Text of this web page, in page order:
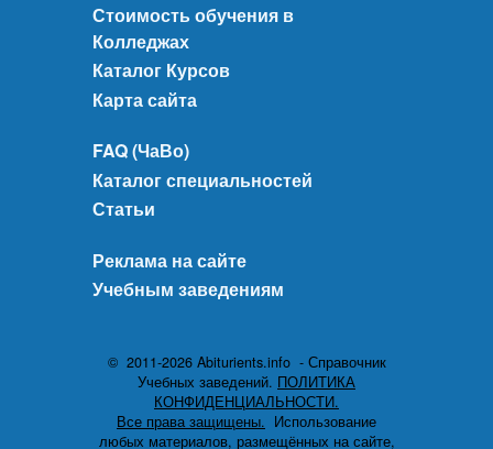
Стоимость обучения в
Колледжах
Каталог Курсов
Карта сайта
FAQ (ЧаВо)
Каталог специальностей
Статьи
Реклама на сайте
Учебным заведениям
© 2011-2026 Abiturients.info - Справочник
Учебных заведений. ПОЛИТИКА
КОНФИДЕНЦИАЛЬНОСТИ.
Все права защищены. Использование
любых материалов, размещённых на сайте,